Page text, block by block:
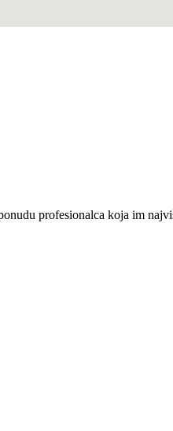
profesionalca koja im